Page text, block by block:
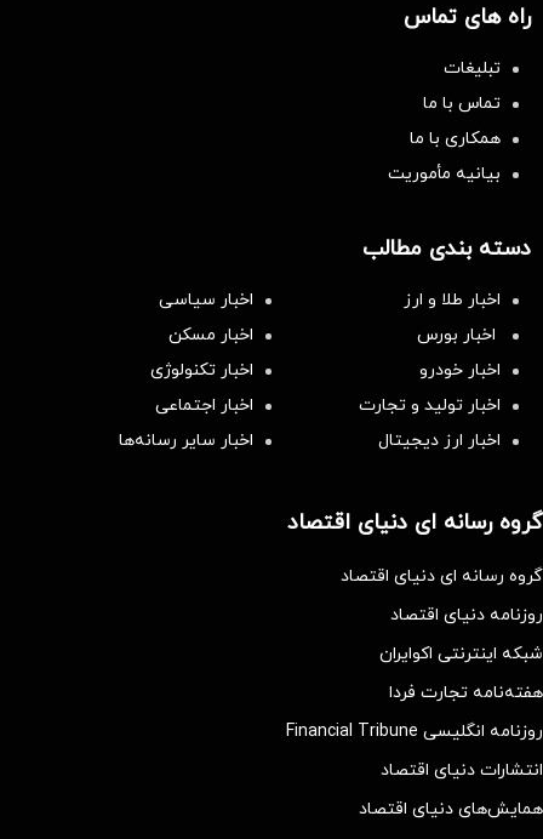
راه های تماس
تبلیغات
تماس با ما
همکاری با ما
بیانیه مأموریت
دسته بندی مطالب
اخبار طلا و ارز
اخبار سیاسی
اخبار بورس
اخبار مسکن
اخبار خودرو
اخبار تکنولوژی
اخبار تولید و تجارت
اخبار اجتماعی
اخبار ارز دیجیتال
اخبار سایر رسانه‌‌ها
گروه رسانه ای دنیای اقتصاد
گروه رسانه ای دنیای اقتصاد
روزنامه دنیای اقتصاد
شبکه اینترنتی اکوایران
هفته‌نامه تجارت فردا
روزنامه انگلیسی Financial Tribune
انتشارات دنیای اقتصاد
همایش‌های دنیای اقتصاد